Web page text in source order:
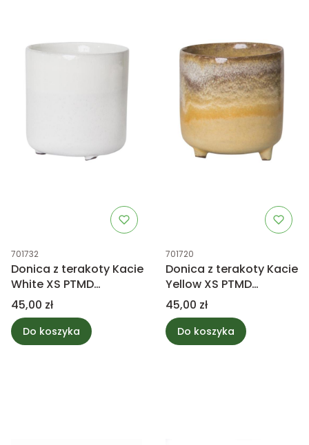
Kod produktu
701732
Donica z terakoty Kacie
White XS PTMD
Collection
Cena
45,00 zł
Do koszyka
Kod produktu
701720
Donica z terakoty Kacie
Yellow XS PTMD
Collection
Cena
45,00 zł
Do koszyka